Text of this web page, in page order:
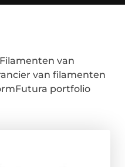
van
van filamenten
portfolio